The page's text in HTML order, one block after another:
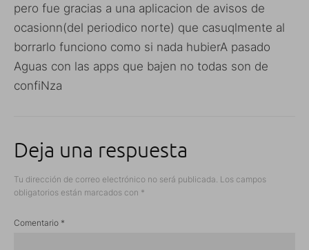
pero fue gracias a una aplicacion de avisos de
ocasionn(del periodico norte) que casuqlmente al
borrarlo funciono como si nada hubierA pasado
Aguas con las apps que bajen no todas son de
confiNza
Deja una respuesta
Tu dirección de correo electrónico no será publicada. Los campos
obligatorios están marcados con *
Comentario *